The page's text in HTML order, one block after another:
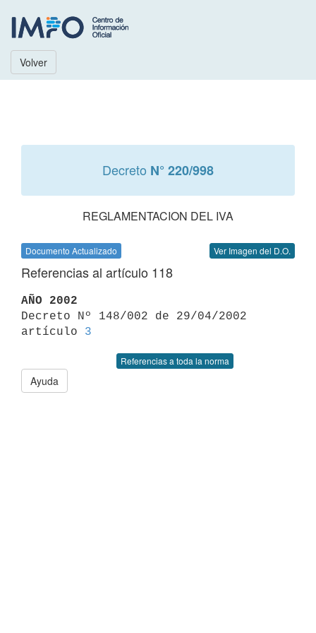
Volver
Decreto N° 220/998
REGLAMENTACION DEL IVA
Documento Actualizado Ver Imagen del D.O.
Referencias al artículo 118
AÑO 2002
Decreto Nº 148/002 de 29/04/2002
artículo 3
Referencias a toda la norma
Ayuda